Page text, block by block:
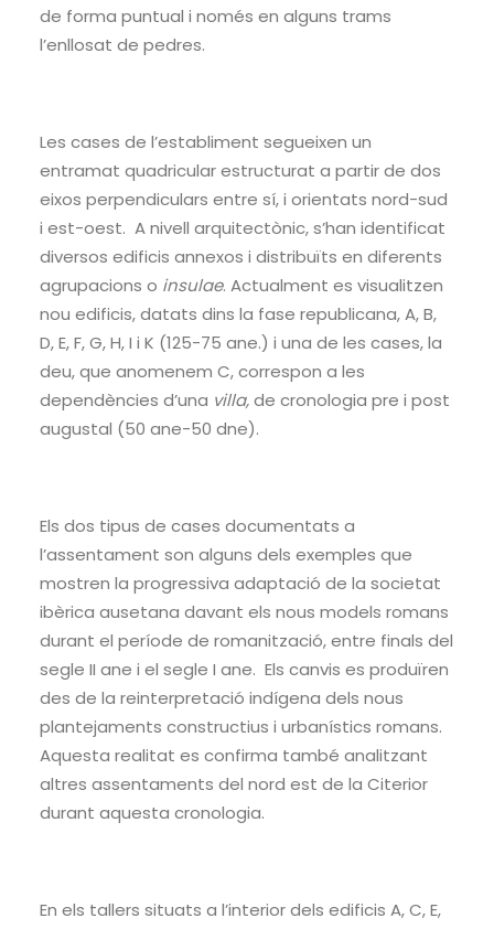
de forma puntual i només en alguns trams
l’enllosat de pedres.
Les cases de l’establiment segueixen un
entramat quadricular estructurat a partir de dos
eixos perpendiculars entre sí, i orientats nord-sud
i est-oest. A nivell arquitectònic, s’han identificat
diversos edificis annexos i distribuïts en diferents
agrupacions o insulae. Actualment es visualitzen
nou edificis, datats dins la fase republicana, A, B,
D, E, F, G, H, I i K (125-75 ane.) i una de les cases, la
deu, que anomenem C, correspon a les
dependències d’una villa,de cronologia pre i post
augustal (50 ane-50 dne).
Els dos tipus de cases documentats a
l’assentament son alguns dels exemples que
mostren la progressiva adaptació de la societat
ibèrica ausetana davant els nous models romans
durant el període de romanització, entre finals del
segle II ane i el segle I ane. Els canvis es produïren
des de la reinterpretació indígena dels nous
plantejaments constructius i urbanístics romans.
Aquesta realitat es confirma també analitzant
altres assentaments del nord est de la Citerior
durant aquesta cronologia.
En els tallers situats a l’interior dels edificis A, C, E,